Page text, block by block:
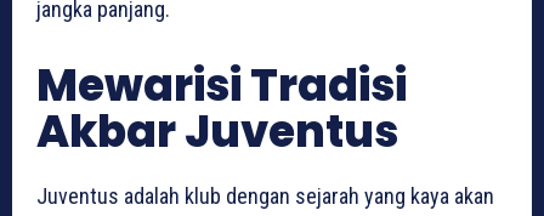
jangka panjang.
Mewarisi Tradisi
Akbar Juventus
Juventus adalah klub dengan sejarah yang kaya akan